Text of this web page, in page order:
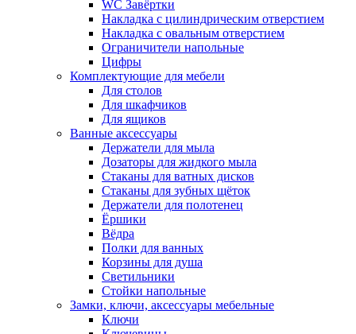
WC Завёртки
Накладка с цилиндрическим отверстием
Накладка с овальным отверстием
Ограничители напольные
Цифры
Комплектующие для мебели
Для столов
Для шкафчиков
Для ящиков
Ванные аксессуары
Держатели для мыла
Дозаторы для жидкого мыла
Стаканы для ватных дисков
Стаканы для зубных щёток
Держатели для полотенец
Ёршики
Вёдра
Полки для ванных
Корзины для душа
Светильники
Стойки напольные
Замки, ключи, аксессуары мебельные
Ключи